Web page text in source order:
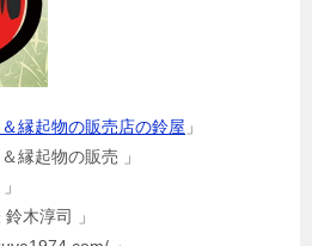
縁起物の販売店の鈴屋 」
縁起物の販売 」
木淳司 」